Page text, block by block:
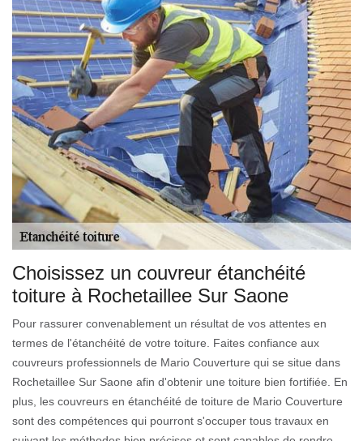
Choisissez un couvreur étanchéité
toiture à Rochetaillee Sur Saone
Pour rassurer convenablement un résultat de vos attentes en
termes de l'étanchéité de votre toiture. Faites confiance aux
couvreurs professionnels de Mario Couverture qui se situe dans
Rochetaillee Sur Saone afin d'obtenir une toiture bien fortifiée. En
plus, les couvreurs en étanchéité de toiture de Mario Couverture
sont des compétences qui pourront s'occuper tous travaux en